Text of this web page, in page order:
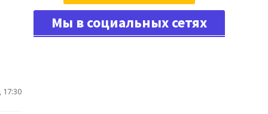
17:30
Мы в социальных сетях